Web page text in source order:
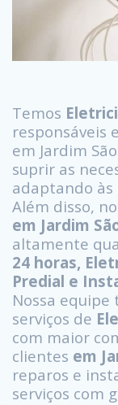
Temos
responsáveis
em Jardim
suprir as
adaptando às
Além disso,
em Jardim
altamente
24 horas,
Predial e
Nossa
serviços de
com maior
clientes em
reparos e
serviços com